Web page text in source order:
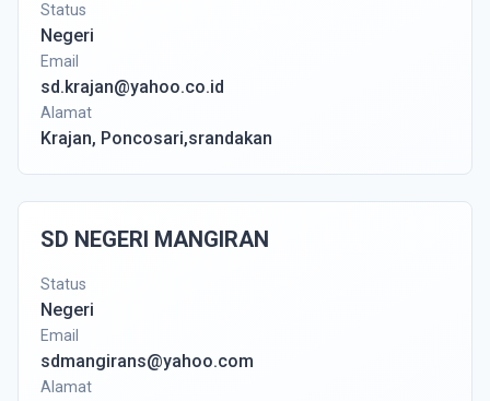
Status
Negeri
Email
sd.krajan@yahoo.co.id
Alamat
Krajan, Poncosari,srandakan
SD NEGERI MANGIRAN
Status
Negeri
Email
sdmangirans@yahoo.com
Alamat